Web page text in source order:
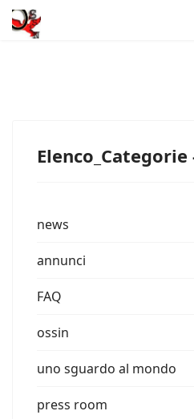
Elenco_Categorie
news
annunci
FAQ
ossin
uno sguardo al mondo
press room